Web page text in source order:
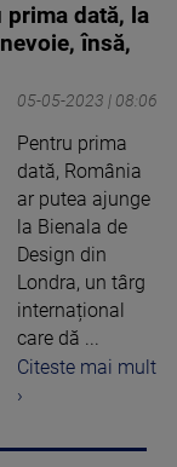
prima dată, la
însă,
05-05-2023 | 08:06
Pentru prima
dată, România
ar putea ajunge
la Bienala de
Design din
Londra, un târg
internațional
care dă ...
Citeste mai mult
›